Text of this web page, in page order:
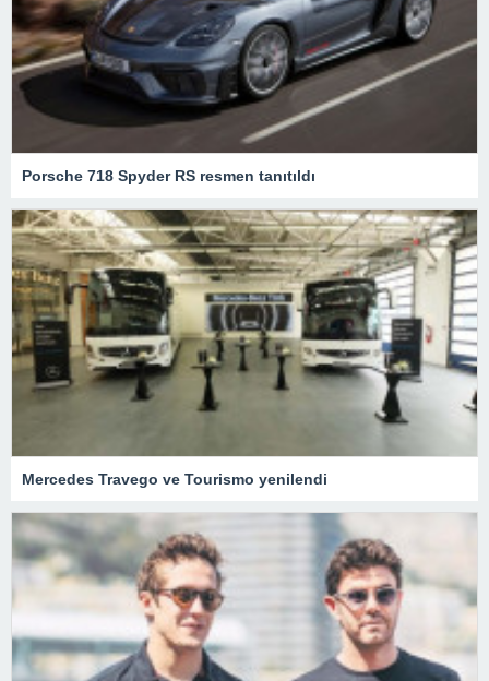
Porsche 718 Spyder RS resmen tanıtıldı
Mercedes Travego ve Tourismo yenilendi